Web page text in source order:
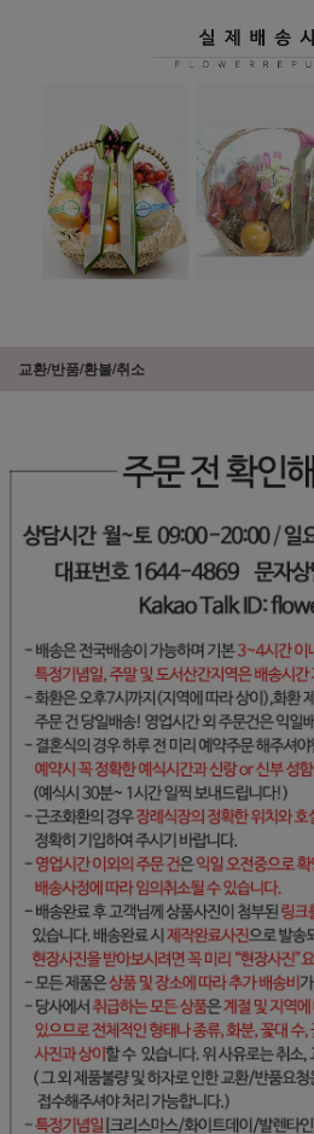
교환/반품/환불/취소